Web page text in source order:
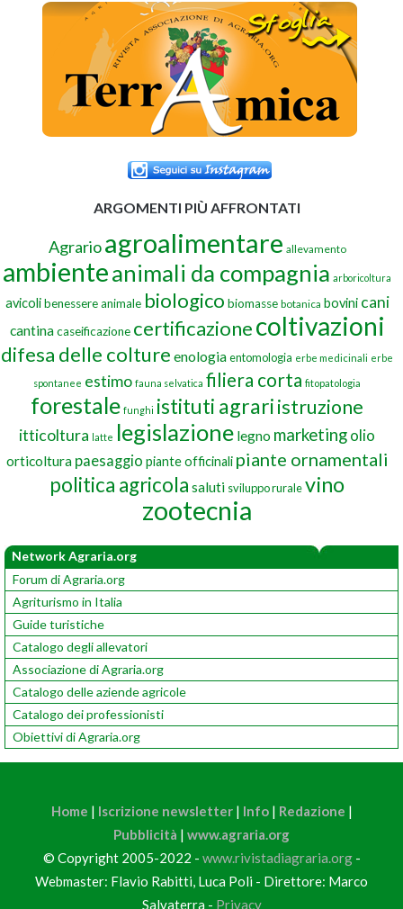
ARGOMENTI PIÙ AFFRONTATI
Agrario agroalimentare allevamento
ambienteanimali da compagnia arboricoltura
avicoli benessere animale biologico biomasse botanica bovini cani
cantina caseificazione certificazionecoltivazioni
difesa delle colture enologiaentomologia erbe medicinali erbe
spontanee estimo fauna selvatica filiera corta fitopatologia
forestale funghi istituti agrariistruzione
itticoltura latte legislazione legno marketingolio
orticoltura paesaggio piante officinali piante ornamentali
politica agricola saluti sviluppo ruralevino
zootecnia
Network Agraria.org
Forum di Agraria.org
Agriturismo in Italia
Guide turistiche
Catalogo degli allevatori
Associazione di Agraria.org
Catalogo delle aziende agricole
Catalogo dei professionisti
Obiettivi di Agraria.org
Home | Iscrizione newsletter| Info| Redazione |
Pubblicità | www.agraria.org
© Copyright 2005-2022 - www.rivistadiagraria.org-
Webmaster: Flavio Rabitti, Luca Poli - Direttore: Marco
Salvaterra - Privacy